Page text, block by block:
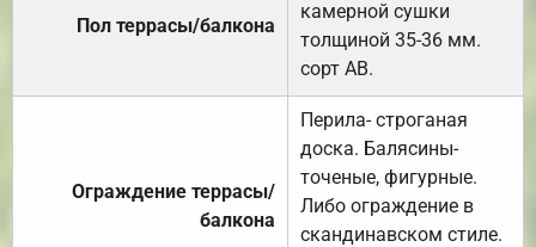
Пол террасы/балкона
камерной сушки
толщиной 35-36 мм.
сорт АВ.
Ограждение террасы/
балкона
Перила- строганая
доска. Балясины-
точеные, фигурные.
Либо ограждение в
скандинавском стиле.